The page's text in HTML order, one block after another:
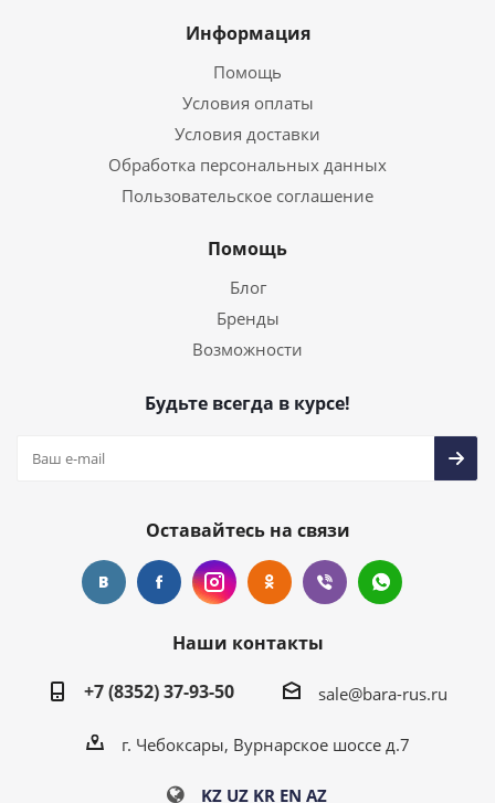
Информация
Помощь
Условия оплаты
Условия доставки
Обработка персональных данных
Пользовательское соглашение
Помощь
Блог
Бренды
Возможности
Будьте всегда в курсе!
Оставайтесь на связи
Наши контакты
+7 (8352) 37-93-50
sale@bara-rus.ru
г. Чебоксары, Вурнарское шоссе д.7
KZ UZ KR EN AZ